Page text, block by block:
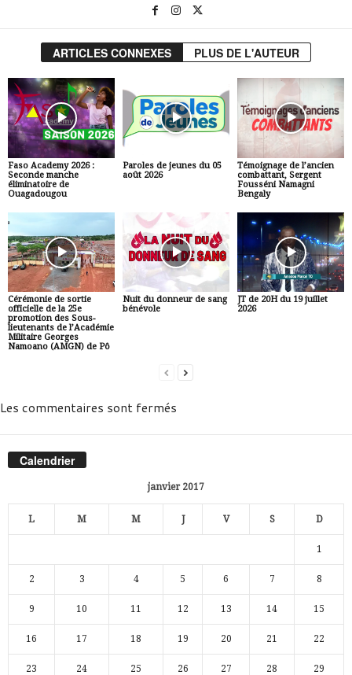
ARTICLES CONNEXES PLUS DE L'AUTEUR
Faso Academy 2026 :
Seconde manche
éliminatoire de
Ouagadougou
Paroles de jeunes du 05
août 2026
Témoignage de l’ancien
combattant, Sergent
Fousséni Namagni
Bengaly
Cérémonie de sortie
officielle de la 25e
promotion des Sous-
lieutenants de l’Académie
Militaire Georges
Namoano (AMGN) de Pô
Nuit du donneur de sang
bénévole
JT de 20H du 19 juillet
2026
Les commentaires sont fermés
Calendrier
janvier 2017
L M M J V S D
1
2 3 4 5 6 7 8
9 10 11 12 13 14 15
16 17 18 19 20 21 22
23 24 25 26 27 28 29